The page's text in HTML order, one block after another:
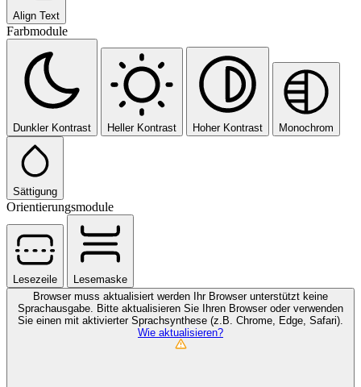
Align Text
Farbmodule
Dunkler Kontrast Heller Kontrast Hoher Kontrast Monochrom
Sättigung
Orientierungsmodule
Lesezeile
Lesemaske
Browser muss aktualisiert werden
Ihr Browser unterstützt keine
Sprachausgabe. Bitte aktualisieren Sie Ihren Browser oder verwenden
Sie einen mit aktivierter Sprachsynthese (z.B. Chrome, Edge, Safari).
Wie aktualisieren?